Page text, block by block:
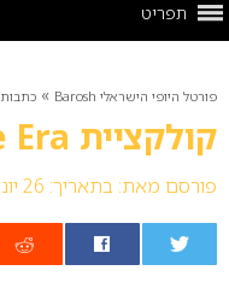
תפריט
פורטל היופי הישראלי Barosh » כתבות
קולקציית My Me Era של OPI
פורסם מאת: בתאריך: 26 יוני 2024